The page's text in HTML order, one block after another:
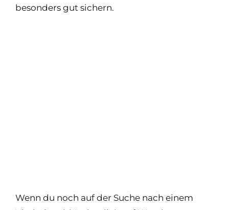
besonders gut sichern.
Wenn du noch auf der Suche nach einem